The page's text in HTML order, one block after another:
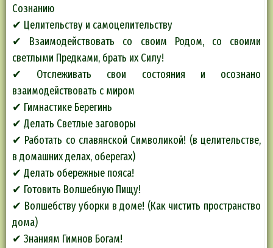
Сознанию
✔ Целительству и самоцелительству
✔ Взаимодействовать со своим Родом, со своими
светлыми Предками, брать их Силу!
✔ Отслеживать свои состояния и осознано
взаимодействовать с миром
✔ Гимнастике Берегинь
✔ Делать Светлые заговоры
✔ Работать со славянской Символикой! (в целительстве,
в домашних делах, оберегах)
✔ Делать обережные пояса!
✔ Готовить Волшебную Пищу!
✔ Волшебству уборки в доме! (Как чистить пространство
дома)
✔ Знаниям Гимнов Богам!